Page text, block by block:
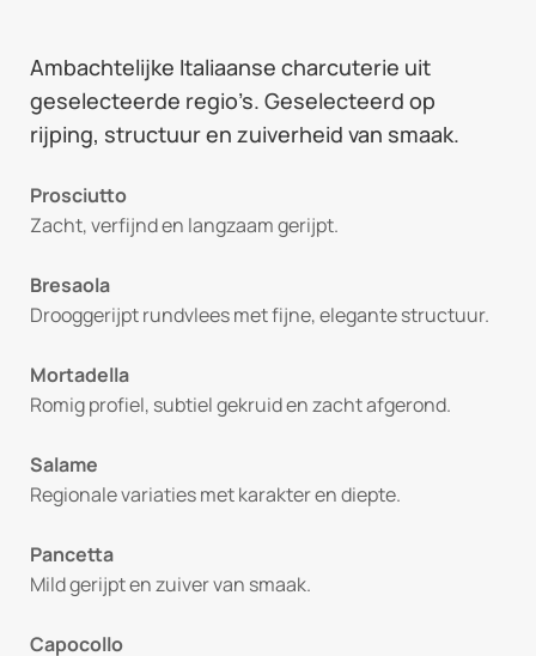
Ambachtelijke Italiaanse charcuterie uit
geselecteerde regio’s. Geselecteerd op
rijping, structuur en zuiverheid van smaak.
Prosciutto
Zacht, verfijnd en langzaam gerijpt.
Bresaola
Drooggerijpt rundvlees met fijne, elegante structuur.
Mortadella
Romig profiel, subtiel gekruid en zacht afgerond.
Salame
Regionale variaties met karakter en diepte.
Pancetta
Mild gerijpt en zuiver van smaak.
Capocollo